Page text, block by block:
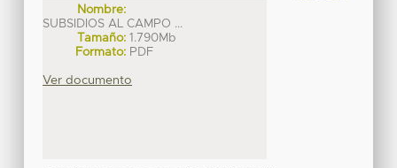
Nombre:
SUBSIDIOS AL CAMPO ...
Tamaño: 1.790Mb
Formato: PDF
Ver documento